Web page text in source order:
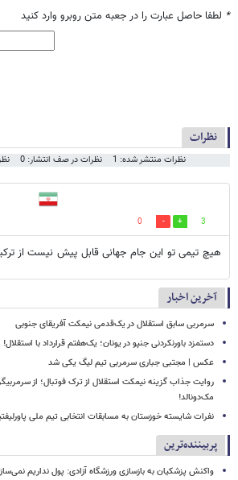
* لطفا حاصل عبارت را در جعبه متن روبرو وارد کنید
نظرات
نظرات منتشر شده: 1 نظرات در صف انتشار: 0
3
0
هیچ تیمی تو این جام جهانی قابل پیش نیست از
آخرین اخبار
سرمربی سابق استقلال در یک‌قدمی نیمکت آفریقای جنوبی
دستمزد باورنکردنی جنپو در یونان؛ یک‌هفتم قرارداد با استقلال!
عکس | مجتبی جباری سرمربی تیم لیگ یکی شد
مک‌دونالد!
نفرات شایسته خوزستان به مسابقات انتخابی تیم ملی
پربیننده‌ترین
واکنش پزشکیان به بازسازی ورزشگاه آزادی: پول نداریم